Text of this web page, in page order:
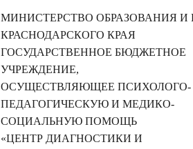
МИНИСТЕРСТВО ОБРАЗОВАНИЯ И
КРАСНОДАРСКОГО КРАЯ
ГОСУДАРСТВЕННОЕ БЮДЖЕТНОЕ
УЧРЕЖДЕНИЕ,
ОСУЩЕСТВЛЯЮЩЕЕ ПСИХОЛОГО-
ПЕДАГОГИЧЕСКУЮ И МЕДИКО-
СОЦИАЛЬНУЮ ПОМОЩЬ
«ЦЕНТР ДИАГНОСТИКИ И